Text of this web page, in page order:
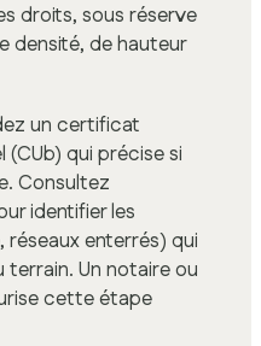
droits, sous réserve
densité, de hauteur
un certificat
(CUb) qui précise si
Consultez
identifier les
réseaux enterrés) qui
terrain. Un notaire ou
cette étape